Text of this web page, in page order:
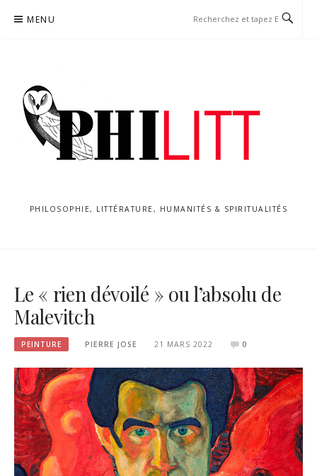
MENU
PHILOSOPHIE, LITTÉRATURE, HUMANITÉS & SPIRITUALITÉS
Le « rien dévoilé » ou l’absolu de
Malevitch
PEINTURE PIERRE JOSE 21 MARS 2022 0